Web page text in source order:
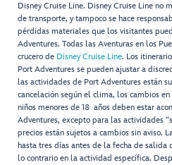
Disney Cruise Line. Disney Cruise Line no
de transporte, y tampoco se hace
pérdidas materiales que los visitantes
Adventures. Todas las Aventuras en los
crucero de Disney Cruise Line. Los
Port Adventures se pueden ajustar a
las actividades de Port Adventures están
cancelación según el clima, los cambios
niños menores de 18 años deben estar
Adventures, excepto para las actividades
precios están sujetos a cambios sin aviso.
hasta tres días antes de la fecha de salida
lo contrario en la actividad específica.